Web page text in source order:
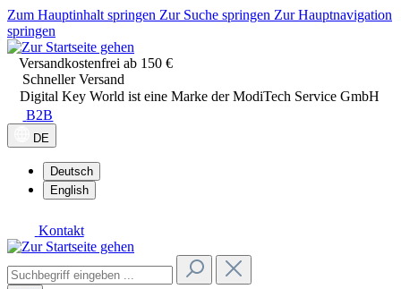
Zum Hauptinhalt springen Zur Suche springen Zur Hauptnavigation
springen
Versandkostenfrei ab 150 €
Schneller Versand
Digital Key World ist eine Marke der ModiTech Service GmbH
B2B
DE
Deutsch
English
Kontakt